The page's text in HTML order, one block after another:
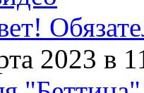
2023 в